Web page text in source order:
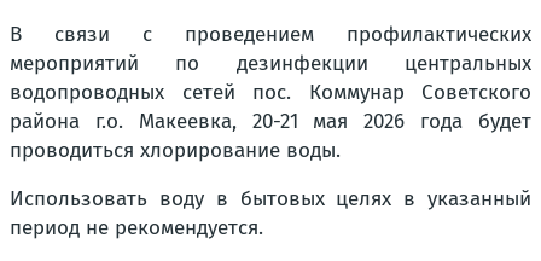
В связи с проведением профилактических
мероприятий по дезинфекции центральных
водопроводных сетей пос. Коммунар Советского
района г.о. Макеевка, 20-21 мая 2026 года будет
проводиться хлорирование воды.
Использовать воду в бытовых целях в указанный
период не рекомендуется.